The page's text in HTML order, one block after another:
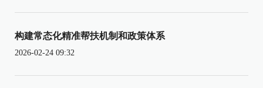
构建常态化精准帮扶机制和政策体系
2026-02-24 09:32